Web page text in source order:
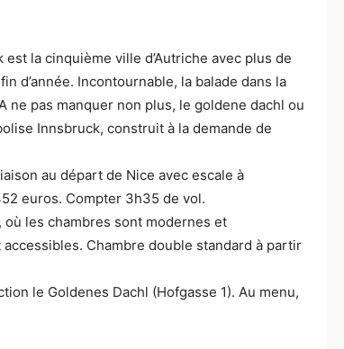
la cinquième ville d’Autriche avec plus de
d’année. Incontournable, la balade dans la
pas manquer non plus, le goldene dachl ou
Innsbruck, construit à la demande de
au départ de Nice avec escale à
euros. Compter 3h35 de vol.
où les chambres sont modernes et
Chambre double standard à partir
le Goldenes Dachl (Hofgasse 1). Au menu,